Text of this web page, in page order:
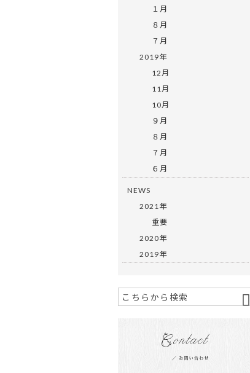
１月
８月
７月
2019年
12月
11月
10月
９月
８月
７月
６月
NEWS
2021年
重要
2020年
2019年